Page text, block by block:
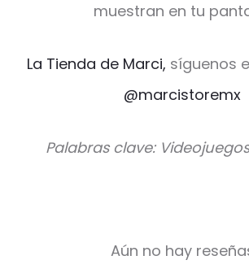
muestran en tu
La Tienda de Marci, síguenos
@marcistoremx
Palabras clave:
Aún no hay